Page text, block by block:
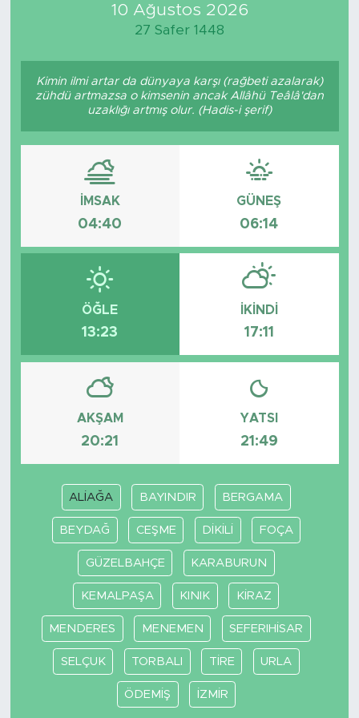
10 Ağustos 2026
27 Safer 1448
Kimin ilmi artar da dünyaya karşı (rağbeti azalarak)
zühdü artmazsa o kimsenin ancak Allâhü Teâlâ'dan
uzaklığı artmış olur. (Hadis-i şerif)
İMSAK
04:40
GÜNEŞ
06:14
ÖĞLE
13:23
İKINDI
17:11
AKŞAM
20:21
YATSI
21:49
ALİAĞA BAYINDIR BERGAMA
BEYDAĞ CEŞME DİKİLİ FOÇA
GÜZELBAHÇE KARABURUN
KEMALPAŞA KINIK KİRAZ
MENDERES MENEMEN SEFERIHİSAR
SELÇUK TORBALI TİRE URLA
ÖDEMİŞ İZMİR